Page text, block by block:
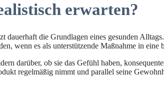
erwarten?
die Grundlagen eines gesunden
wenn es als unterstützende Maßnahme in eine
darüber, ob sie das Gefühl haben,
regelmäßig nimmt und parallel seine